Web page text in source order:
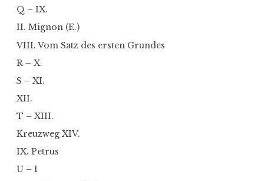
Q – IX.
II. Mignon (E.)
VIII. Vom Satz des ersten Grundes
R – X.
S – XI.
XII.
T – XIII.
Kreuzweg XIV.
IX. Petrus
U – 1